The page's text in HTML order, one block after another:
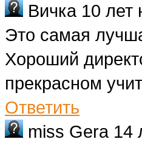
Вичка 10 лет
Это самая
Хороший
прекрасном
Ответить
miss Gera 14